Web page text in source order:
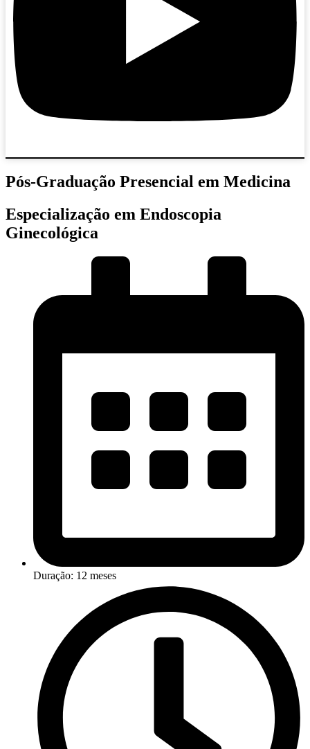
Pós-Graduação Presencial em Medicina
Especialização em Endoscopia
Ginecológica
Duração: 12 meses